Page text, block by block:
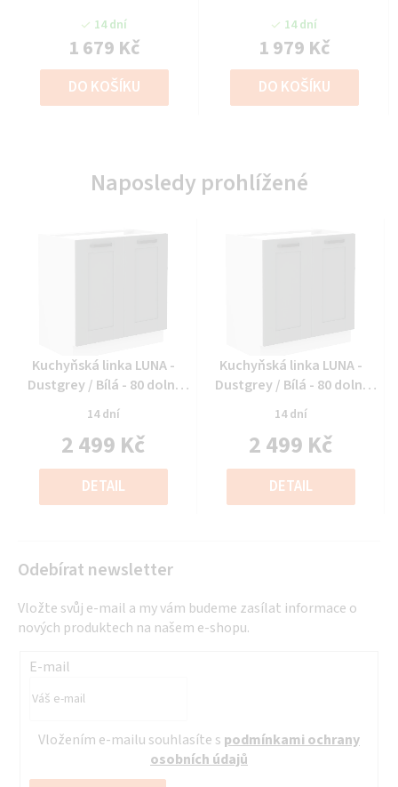
14 dní
1 679 Kč
DO KOŠÍKU
14 dní
1 979 Kč
DO KOŠÍKU
Naposledy prohlížené
Průměrné
hodnocení
produktu
je
0,0
5
hvězdiček.
Kuchyňská linka LUNA -
Dustgrey / Bílá - 80 dolní
dřez (80 ZL 2F BB)
14 dní
2 499 Kč
Měrná
cena:
DETAIL
Průměrné
hodnocení
produktu
je
0,0
5
hvězdiček.
Kuchyňská linka LUNA -
Dustgrey / Bílá - 80 dolní
dřez (80 ZL 2F BB)
14 dní
2 499 Kč
Měrná
cena:
DETAIL
Odebírat newsletter
Vložte svůj e-mail a my vám budeme zasílat informace o
nových produktech na našem e-shopu.
E-mail
Vložením e-mailu souhlasíte s podmínkami ochrany
osobních údajů